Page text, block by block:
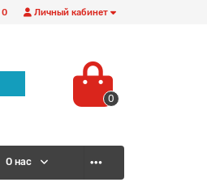
Личный кабинет
0
0
О нас